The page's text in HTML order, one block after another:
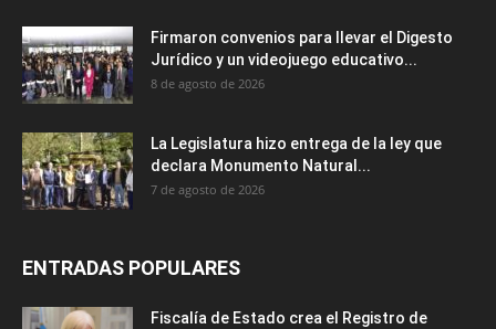
Firmaron convenios para llevar el Digesto
Jurídico y un videojuego educativo...
8 de agosto de 2026
La Legislatura hizo entrega de la ley que
declara Monumento Natural...
7 de agosto de 2026
ENTRADAS POPULARES
Fiscalía de Estado crea el Registro de